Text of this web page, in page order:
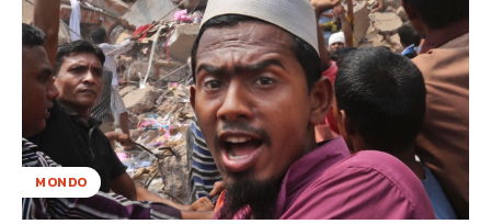
MONDO